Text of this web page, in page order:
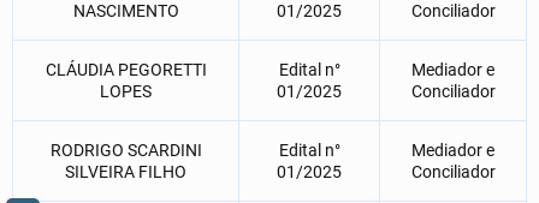
NASCIMENTO
01/2025
Conciliador
CLÁUDIA PEGORETTI
LOPES
Edital n°
01/2025
Mediador e
Conciliador
RODRIGO SCARDINI
SILVEIRA FILHO
Edital n°
01/2025
Mediador e
Conciliador